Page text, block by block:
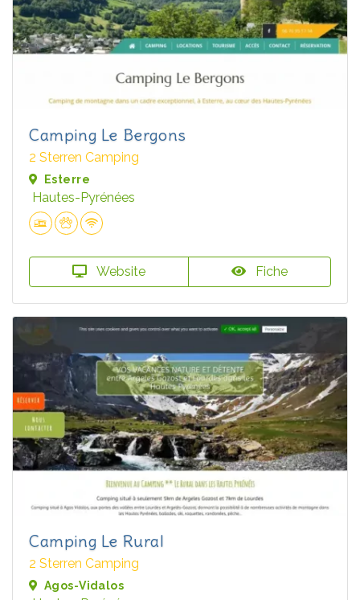
Camping Le Bergons
2 Sterren Camping
Esterre
Hautes-Pyrénées
Website Fiche
Camping Le Rural
2 Sterren Camping
Agos-Vidalos